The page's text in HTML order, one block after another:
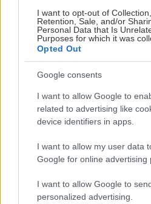
I want to opt-out of
Retention, Sale, and/or
Personal Data that Is
Purposes for which it was
Opted Out
Google consents
I want to allow Google to
related to advertising like
device identifiers in apps.
I want to allow my user data
Google for online advertising
I want to allow Google to
personalized advertising.
Chcete dominantu
ktorá pritiahne pohľady?
Vyrobte si takéto masívne
orechové svietidlo
ZÁHRADA